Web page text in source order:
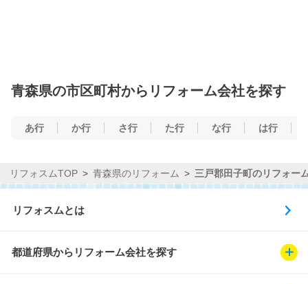
青森県の市区町村からリフォーム会社を探す
あ行 か行 さ行 た行 な行 は行
リフォスムTOP 青森県のリフォーム 三戸郡田子町のリフォー
リフォスムとは
都道府県からリフォーム会社を探す